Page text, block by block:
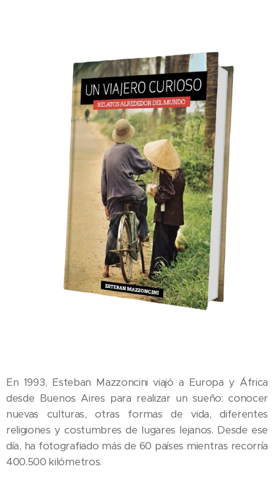
En 1993, Esteban Mazzoncini viajó a Europa y África
desde Buenos Aires para realizar un sueño: conocer
nuevas culturas, otras formas de vida, diferentes
religiones y costumbres de lugares lejanos. Desde ese
día, ha fotografiado más de 60 países mientras recorría
400.500 kilómetros.